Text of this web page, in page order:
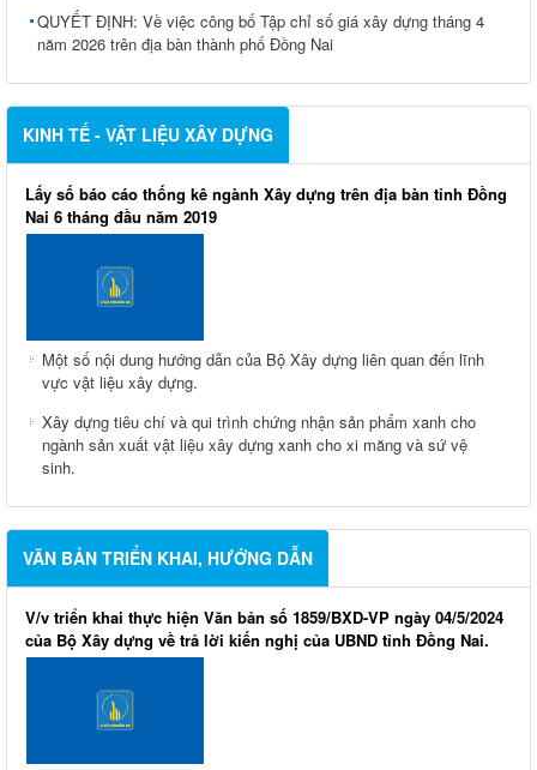
QUYẾT ĐỊNH: Về việc công bố Tập chỉ số giá xây dựng tháng 4
năm 2026 trên địa bàn thành phố Đồng Nai
KINH TẾ - VẬT LIỆU XÂY DỰNG
Lấy số báo cáo thống kê ngành Xây dựng trên địa bàn tỉnh Đồng
Nai 6 tháng đầu năm 2019
Một số nội dung hướng dẫn của Bộ Xây dựng liên quan đến lĩnh
vực vật liệu xây dựng.
Xây dựng tiêu chí và qui trình chứng nhận sản phẩm xanh cho
ngành sản xuất vật liệu xây dựng xanh cho xi măng và sứ vệ
sinh.
VĂN BẢN TRIỂN KHAI, HƯỚNG DẪN
V/v triển khai thực hiện Văn bản số 1859/BXD-VP ngày 04/5/2024
của Bộ Xây dựng về trả lời kiến nghị của UBND tỉnh Đồng Nai.